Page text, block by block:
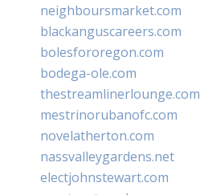
neighboursmarket.com
blackanguscareers.com
bolesfororegon.com
bodega-ole.com
thestreamlinerlounge.com
mestrinorubanofc.com
novelatherton.com
nassvalleygardens.net
electjohnstewart.com